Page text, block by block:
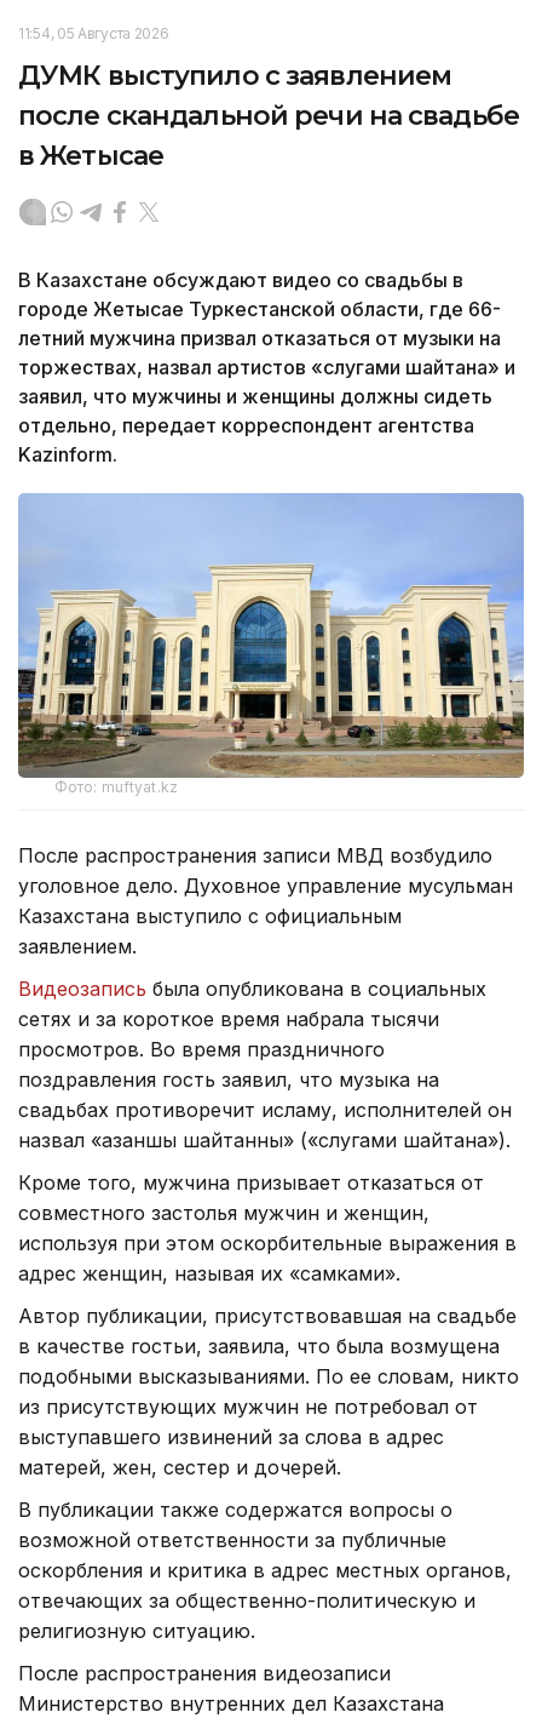
11:54, 05 Августа 2026
ДУМК выступило с заявлением
после скандальной речи на свадьбе
в Жетысае
В Казахстане обсуждают видео со свадьбы в
городе Жетысае Туркестанской области, где 66-
летний мужчина призвал отказаться от музыки на
торжествах, назвал артистов «слугами шайтана» и
заявил, что мужчины и женщины должны сидеть
отдельно, передает корреспондент агентства
Kazinform.
Фото: muftyat.kz
После распространения записи МВД возбудило
уголовное дело. Духовное управление мусульман
Казахстана выступило с официальным
заявлением.
Видеозапись была опубликована в социальных
сетях и за короткое время набрала тысячи
просмотров. Во время праздничного
поздравления гость заявил, что музыка на
свадьбах противоречит исламу, исполнителей он
назвал «азаншы шайтанның» («слугами шайтана»).
Кроме того, мужчина призывает отказаться от
совместного застолья мужчин и женщин,
используя при этом оскорбительные выражения в
адрес женщин, называя их «самками».
Автор публикации, присутствовавшая на свадьбе
в качестве гостьи, заявила, что была возмущена
подобными высказываниями. По ее словам, никто
из присутствующих мужчин не потребовал от
выступавшего извинений за слова в адрес
матерей, жен, сестер и дочерей.
В публикации также содержатся вопросы о
возможной ответственности за публичные
оскорбления и критика в адрес местных органов,
отвечающих за общественно-политическую и
религиозную ситуацию.
После распространения видеозаписи
Министерство внутренних дел Казахстана